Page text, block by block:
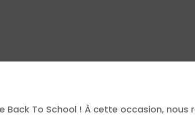
Back To School ! À cette occasion, nous